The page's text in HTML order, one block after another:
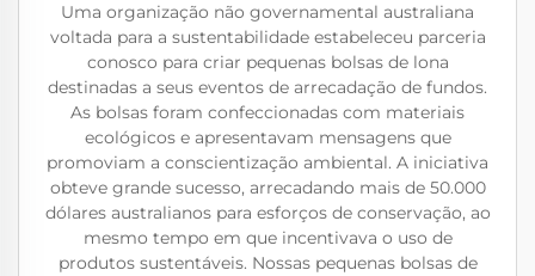
Uma organização não governamental australiana
voltada para a sustentabilidade estabeleceu parceria
conosco para criar pequenas bolsas de lona
destinadas a seus eventos de arrecadação de fundos.
As bolsas foram confeccionadas com materiais
ecológicos e apresentavam mensagens que
promoviam a conscientização ambiental. A iniciativa
obteve grande sucesso, arrecadando mais de 50.000
dólares australianos para esforços de conservação, ao
mesmo tempo em que incentivava o uso de
produtos sustentáveis. Nossas pequenas bolsas de